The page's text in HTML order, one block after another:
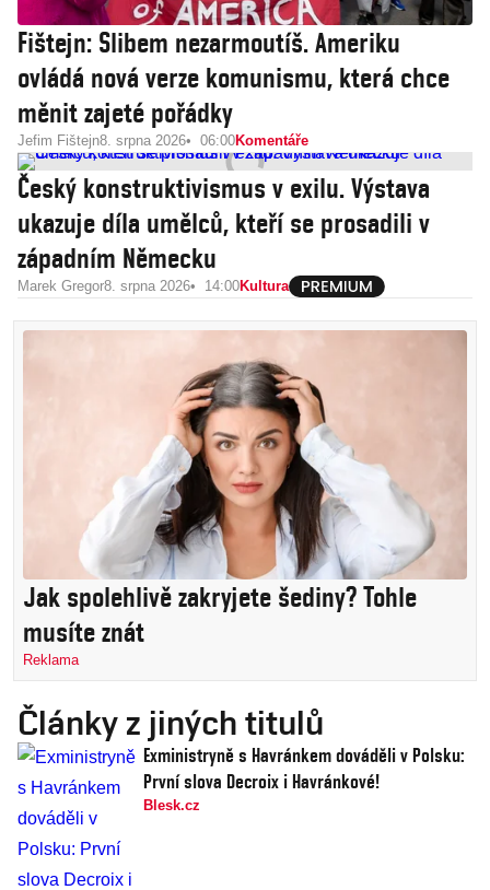
Fištejn: Slibem nezarmoutíš. Ameriku
ovládá nová verze komunismu, která chce
měnit zajeté pořádky
Jefim Fištejn8. srpna 2026 06:00Komentáře
Český konstruktivismus v exilu. Výstava
ukazuje díla umělců, kteří se prosadili v
západním Německu
Marek Gregor8. srpna 2026 14:00Kultura
Jak spolehlivě zakryjete šediny? Tohle
musíte znát
Reklama
Články z jiných titulů
Exministryně s Havránkem dováděli v Polsku:
První slova Decroix i Havránkové!
Blesk.cz